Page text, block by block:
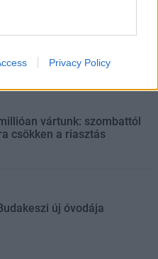
Privacy Policy
az eső a Duna vízgyűjtőjére
vártunk: szombattól
csökken a riasztás
új óvodája